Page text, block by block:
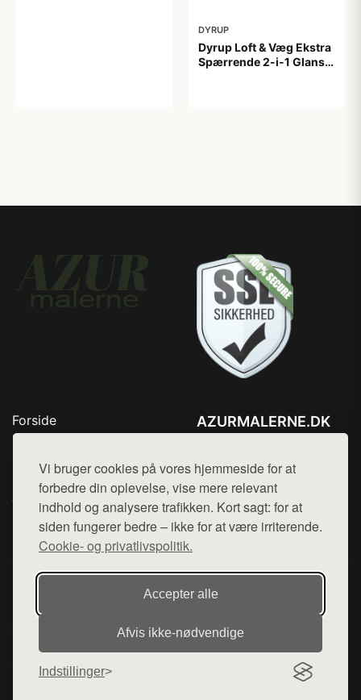
Vi bruger cookies på vores hjemmeside for at
forbedre din oplevelse, vise mere relevant
indhold og analysere trafikken. Kort sagt: for at
siden fungerer bedre – ikke for at være irriterende.
Cookie- og privatlivspolitik.
Accepter alle
Afvis ikke‑nødvendige
Indstillinger
DYRUP
Dyrup Loft & Væg Ekstra
Spærrende 2-i-1 Glans 2
Forside
Produkter
Top Rabatter
Jotun maling
Kontakt
AZURMALERNE.DK
Mail:hej@want.dk
Cookie- og privatlivspolitik
Denne side er en del af want.dk, der udgiver en række
hjemmesider med præsentation af forskellige produkter fra
diverse webshops. Der sælges ikke varer fra denne side - vi
varerne på lager.